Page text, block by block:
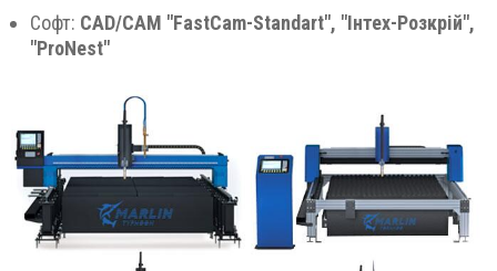
Софт: CAD/CAM "FastCam-Standart", "Інтех-Розкрій",
"ProNest"